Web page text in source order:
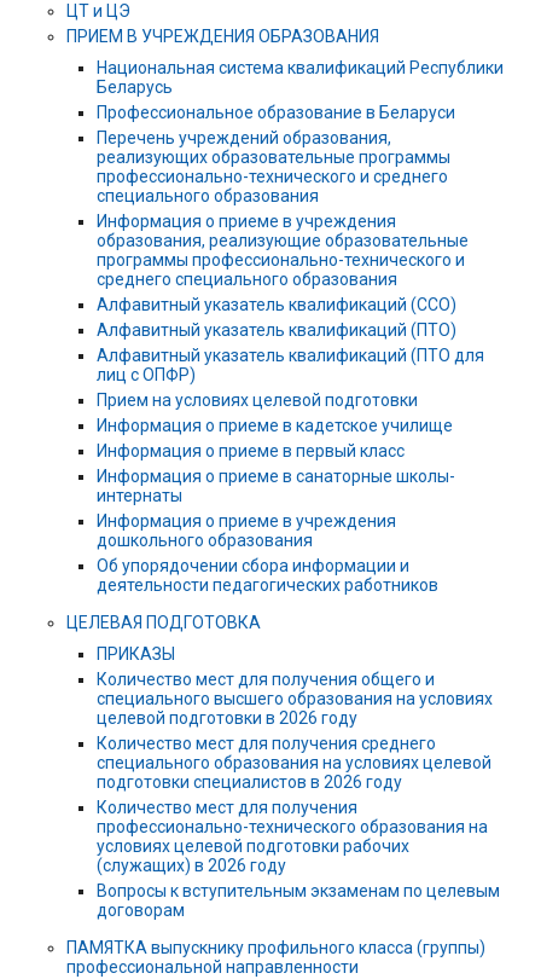
ЦТ и ЦЭ
ПРИЕМ В УЧРЕЖДЕНИЯ ОБРАЗОВАНИЯ
Национальная система квалификаций Республики
Беларусь
Профессиональное образование в Беларуси
Перечень учреждений образования,
реализующих образовательные программы
профессионально-технического и среднего
специального образования
Информация о приеме в учреждения
образования, реализующие образовательные
программы профессионально-технического и
среднего специального образования
Алфавитный указатель квалификаций (ССО)
Алфавитный указатель квалификаций (ПТО)
Алфавитный указатель квалификаций (ПТО для
лиц с ОПФР)
Прием на условиях целевой подготовки
Информация о приеме в кадетское училище
Информация о приеме в первый класс
Информация о приеме в санаторные школы-
интернаты
Информация о приеме в учреждения
дошкольного образования
Об упорядочении сбора информации и
деятельности педагогических работников
ЦЕЛЕВАЯ ПОДГОТОВКА
ПРИКАЗЫ
Количество мест для получения общего и
специального высшего образования на условиях
целевой подготовки в 2026 году
Количество мест для получения среднего
специального образования на условиях целевой
подготовки специалистов в 2026 году
Количество мест для получения
профессионально-технического образования на
условиях целевой подготовки рабочих
(служащих) в 2026 году
Вопросы к вступительным экзаменам по целевым
договорам
ПАМЯТКА выпускнику профильного класса (группы)
профессиональной направленности